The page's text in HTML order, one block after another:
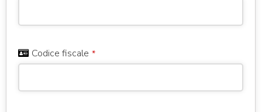
Codice fiscale *